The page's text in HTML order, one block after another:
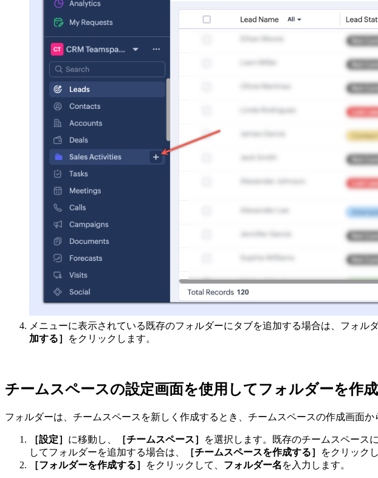
メニューに表示されている既存のフォルダーにタブを追加する場合は、フォル
加する］
をクリックします。
チームスペースの設定画面を使用してフォルダーを作
フォルダーは、チームスペースを新しく作成するとき、チームスペースの作成画面か
［設定］ に移動し、 ［チームスペース］
を選択します。既存のチームスペース
してフォルダーを追加する場合は、
［チームスペースを作成する］
をクリック
［フォルダーを作成する］
をクリックして、 フォルダー名 を入力します。